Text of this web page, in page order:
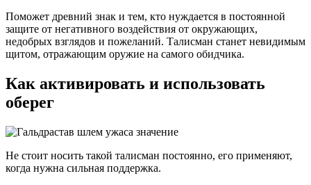
Поможет древний знак и тем, кто нуждается в постоянной
защите от негативного воздействия от окружающих,
недобрых взглядов и пожеланий. Талисман станет невидимым
щитом, отражающим оружие на самого обидчика.
Как активировать и использовать
оберег
Не стоит носить такой талисман постоянно, его применяют,
когда нужна сильная поддержка.